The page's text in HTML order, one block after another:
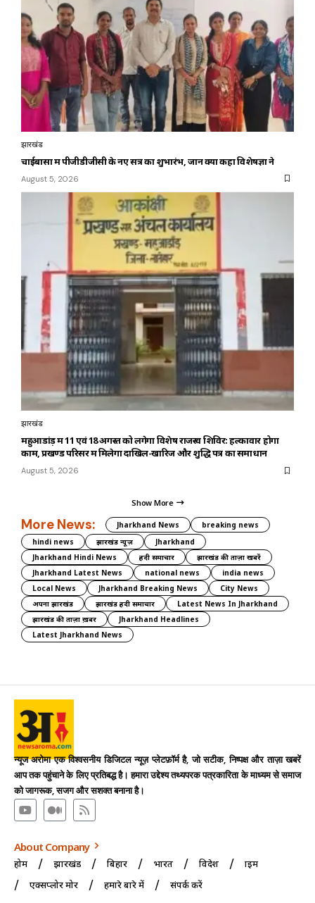
झारखंड
चाईबासा में पीजीडीजीसी के नए सत्र का शुभारंभ, जानें क्या कहा विशेषज्ञों ने
August 5, 2026
झारखंड
महुआडांड़ में 11 एवं 18 अगस्त को लगेगा विशेष राजस्व शिविर: हल्कावार होगा
काम, प्रखण्ड परिसर में मिलेगा दाखिल-खारिज और शुद्धि पत्र का समाधान
August 5, 2026
Show More
More News: Jharkhand News
breaking news
hindi news
झारखंड न्यूज़
Jharkhand
Jharkhand Hindi News
हिंदी समाचार
झारखंड की ताज़ा खबरें
Jharkhand Latest News
national news
india news
Local News
Jharkhand Breaking News
City News
अपना झारखंड
झारखंड हिंदी समाचार
Latest News In Jharkhand
झारखंड की ताज़ा ख़बर
Jharkhand Headlines
Latest Jharkhand News
न्यूज अरोमा एक विश्वसनीय डिजिटल न्यूज़ प्लेटफ़ॉर्म है, जो सटीक, निष्पक्ष और ताज़ा खबरें
आप तक पहुंचाने के लिए प्रतिबद्ध है। हमारा उद्देश्य तथ्यपरक पत्रकारिता के माध्यम से समाज
को जागरूक, सजग और सशक्त बनाना है।
About Company
होम झारखंड बिहार भारत विदेश
क्राइम
एक्सप्लोर मोर
हमारे बारे में संपर्क करें